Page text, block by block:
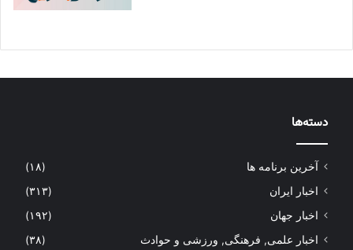
دسته‌ها
آخرین برنامه ها
(۱۸)
اخبار ایران
(۳۱۳)
اخبار جهان
(۱۹۲)
اخبار علمی, فرهنگی, ورزشی و حوادث
(۳۸)